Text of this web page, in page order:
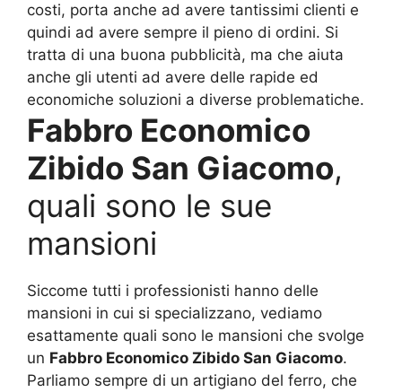
costi, porta anche ad avere tantissimi clienti e
quindi ad avere sempre il pieno di ordini. Si
tratta di una buona pubblicità, ma che aiuta
anche gli utenti ad avere delle rapide ed
economiche soluzioni a diverse problematiche.
Fabbro Economico
Zibido San Giacomo,
quali sono le sue
mansioni
Siccome tutti i professionisti hanno delle
mansioni in cui si specializzano, vediamo
esattamente quali sono le mansioni che svolge
un Fabbro Economico Zibido San Giacomo.
Parliamo sempre di un artigiano del ferro, che